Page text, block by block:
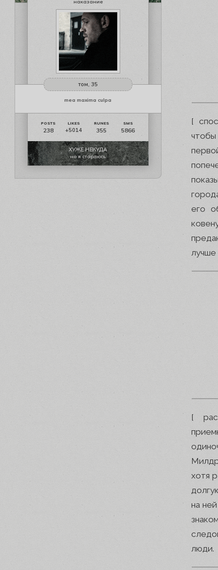
наказание
том, 35
mea maxima culpa
238 +5014 355 5866
ХУЖЕ НЕКУДА
но я стараюсь
[
чтобы
его
лучше
[
хотя
на
люди.